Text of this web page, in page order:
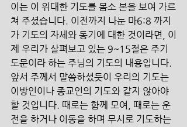
이는 이 위대한 기도를 몸소 본을 보여 가르
쳐 주셨습니다. 이전까지 나눈 마6:8 까지
가 기도의 자세와 동기에 대한 것이라면, 이
제 우리가 살펴보고 있는 9~15절은 주기
도문이라 하는 주님의 기도의 내용입니다.
앞서 주께서 말씀하셨듯이 우리의 기도는
이방인이나 종교인의 기도와 같지 않아야
할 것입니다. 때로는 함께 모여, 때로는 운
전을 하거나 이동을 하며 무시로 기도하는